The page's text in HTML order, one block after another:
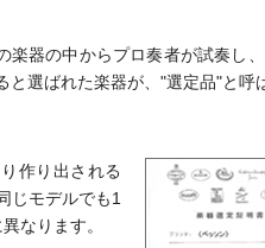
楽器の中からプロ奏者が試奏し
と選ばれた楽器が、"選定品"と呼
作り出される
じモデルでも1
なります。